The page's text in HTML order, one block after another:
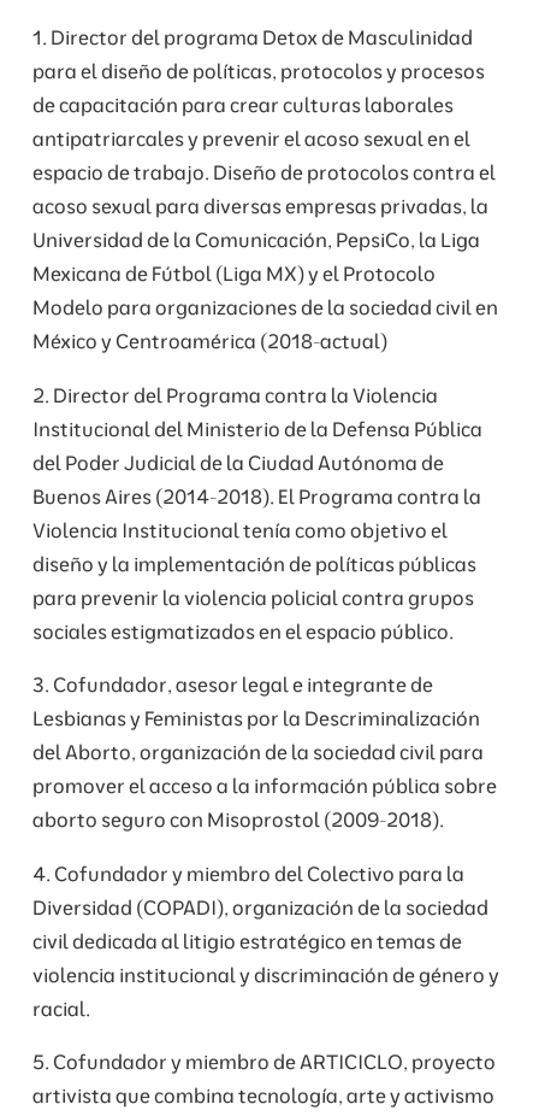
1. Director del programa Detox de Masculinidad
para el diseño de políticas, protocolos y procesos
de capacitación para crear culturas laborales
antipatriarcales y prevenir el acoso sexual en el
espacio de trabajo. Diseño de protocolos contra el
acoso sexual para diversas empresas privadas, la
Universidad de la Comunicación, PepsiCo, la Liga
Mexicana de Fútbol (Liga MX) y el Protocolo
Modelo para organizaciones de la sociedad civil en
México y Centroamérica (2018-actual)
2. Director del Programa contra la Violencia
Institucional del Ministerio de la Defensa Pública
del Poder Judicial de la Ciudad Autónoma de
Buenos Aires (2014-2018). El Programa contra la
Violencia Institucional tenía como objetivo el
diseño y la implementación de políticas públicas
para prevenir la violencia policial contra grupos
sociales estigmatizados en el espacio público.
3. Cofundador, asesor legal e integrante de
Lesbianas y Feministas por la Descriminalización
del Aborto, organización de la sociedad civil para
promover el acceso a la información pública sobre
aborto seguro con Misoprostol (2009-2018).
4. Cofundador y miembro del Colectivo para la
Diversidad (COPADI), organización de la sociedad
civil dedicada al litigio estratégico en temas de
violencia institucional y discriminación de género y
racial.
5. Cofundador y miembro de ARTICICLO, proyecto
artivista que combina tecnología, arte y activismo